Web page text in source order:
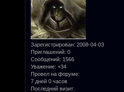
Зарегистрирован: 2008-04-03
Приглашений: 0
Сообщений: 1566
Уважение: +34
Провел на форуме:
7 дней 0 часов
Последний визит: